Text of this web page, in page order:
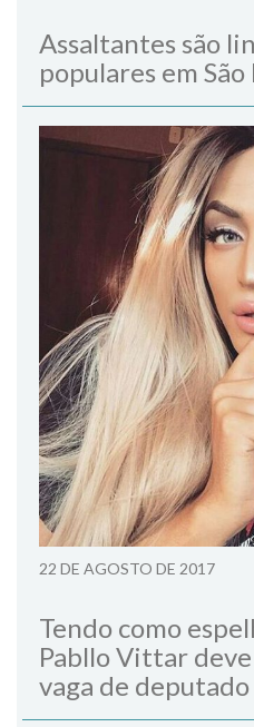
Assaltantes são
populares em São
22 DE AGOSTO DE 2017
Tendo como
Pabllo Vittar
vaga de deputado